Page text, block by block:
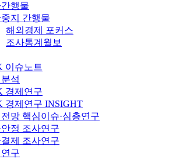
행물
지 간행물
해외경제 포커스
조사통계월보
이슈노트
석
경제연구
경제연구 INSIGHT
망 핵심이슈·심층연구
정 조사연구
제 조사연구
구